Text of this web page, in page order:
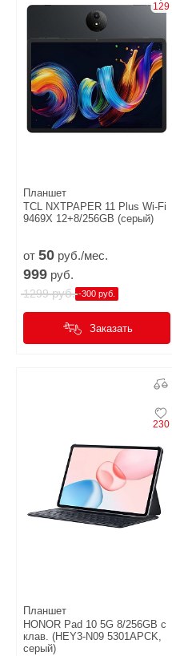
129
Планшет
TCL NXTPAPER 11 Plus Wi-Fi
9469X 12+8/256GB (серый)
от 50 руб./мес.
999 руб.
1299руб. -300 руб.
Заказать
230
Планшет
HONOR Pad 10 5G 8/256GB с
клав. (HEY3-N09 5301APCK,
серый)